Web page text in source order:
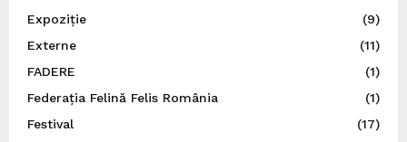
Expoziție
(9)
Externe
(11)
FADERE
(1)
Federația Felină Felis România
(1)
Festival
(17)